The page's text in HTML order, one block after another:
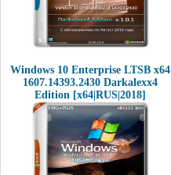
Windows 10 Enterprise LTSB x64
1607.14393.2430 Darkalexx4
Edition [x64|RUS|2018]